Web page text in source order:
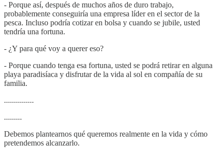
- Porque así, después de muchos años de duro trabajo,
probablemente conseguiría una empresa líder en el sector de la
pesca. Incluso podría cotizar en bolsa y cuando se jubile, usted
tendría una fortuna.
- ¿Y para qué voy a querer eso?
- Porque cuando tenga esa fortuna, usted se podrá retirar en alguna
playa paradisíaca y disfrutar de la vida al sol en compañía de su
familia.
...............
.........
Debemos plantearnos qué queremos realmente en la vida y cómo
pretendemos alcanzarlo.